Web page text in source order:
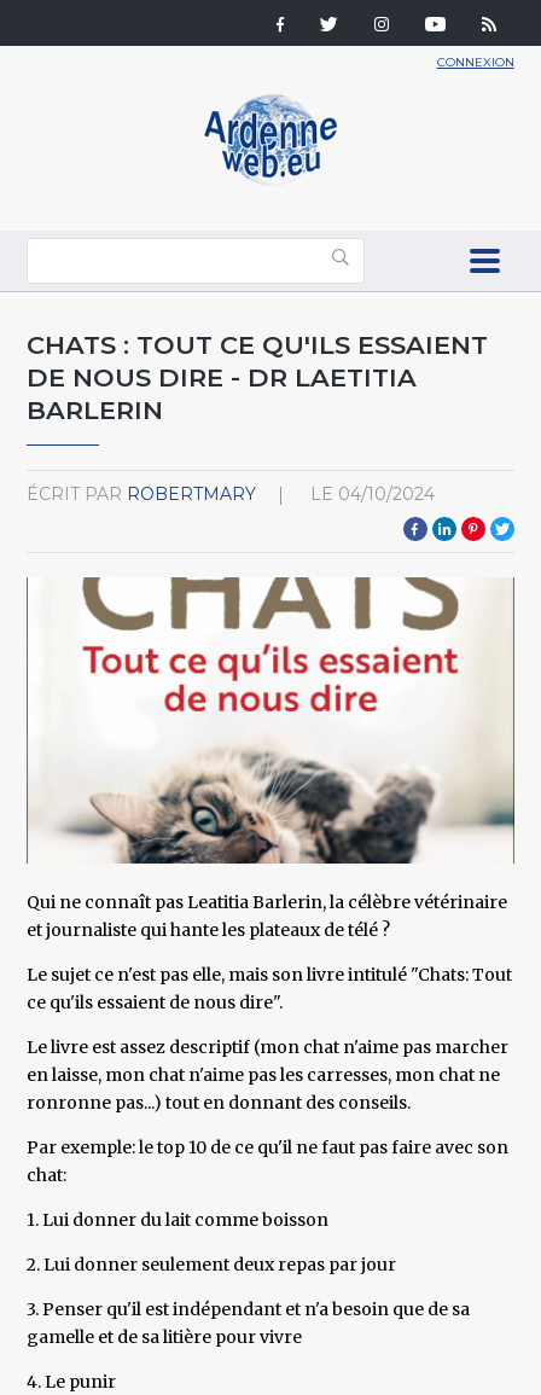
CONNEXION
CHATS : TOUT CE QU'ILS ESSAIENT
DE NOUS DIRE - DR LAETITIA
BARLERIN
ÉCRIT PAR ROBERTMARY LE 04/10/2024
Qui ne connaît pas Leatitia Barlerin, la célèbre vétérinaire
et journaliste qui hante les plateaux de télé ?
Le sujet ce n'est pas elle, mais son livre intitulé "Chats: Tout
ce qu'ils essaient de nous dire".
Le livre est assez descriptif (mon chat n'aime pas marcher
en laisse, mon chat n'aime pas les carresses, mon chat ne
ronronne pas...) tout en donnant des conseils.
Par exemple: le top 10 de ce qu'il ne faut pas faire avec son
chat:
1. Lui donner du lait comme boisson
2. Lui donner seulement deux repas par jour
3. Penser qu'il est indépendant et n'a besoin que de sa
gamelle et de sa litière pour vivre
4. Le punir